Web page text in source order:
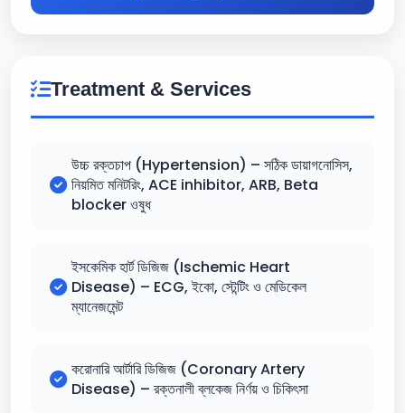
Treatment & Services
উচ্চ রক্তচাপ (Hypertension) – সঠিক ডায়াগনোসিস,
নিয়মিত মনিটরিং, ACE inhibitor, ARB, Beta
blocker ওষুধ
ইসকেমিক হার্ট ডিজিজ (Ischemic Heart
Disease) – ECG, ইকো, স্টেন্টিং ও মেডিকেল
ম্যানেজমেন্ট
করোনারি আর্টারি ডিজিজ (Coronary Artery
Disease) – রক্তনালী ব্লকেজ নির্ণয় ও চিকিৎসা